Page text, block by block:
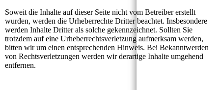
Soweit die Inhalte auf dieser Seite nicht vom Betreiber erstellt
wurden, werden die Urheberrechte Dritter beachtet. Insbesondere
werden Inhalte Dritter als solche gekennzeichnet. Sollten Sie
trotzdem auf eine Urheberrechtsverletzung aufmerksam werden,
bitten wir um einen entsprechenden Hinweis. Bei Bekanntwerden
von Rechtsverletzungen werden wir derartige Inhalte umgehend
entfernen.